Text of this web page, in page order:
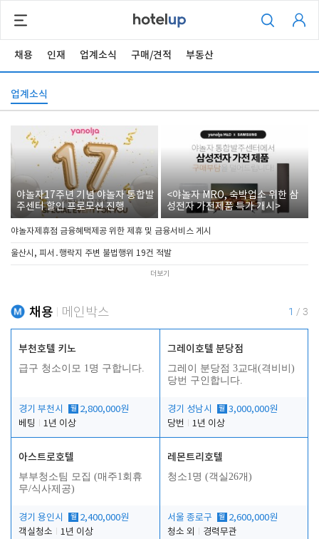
채용 인재 업계소식 구매/견적 부동산
업계소식
야놀자17주년 기념 야놀자 통합발
주센터 할인 프로모션 진행
<야놀자 MRO, 숙박업소 위한 삼
성전자 가전제품 특가 개시>
야놀자제휴점 금융혜택제공 위한 제휴 및 금융서비스 게시
울산시, 피서․행락지 주변 불법행위 19건 적발
더보기
채용 메인박스 1 / 3
부천호텔 키노
급구 청소이모 1명 구합니다.
경기 부천시 월 2,800,000원
베팅
1년 이상
그레이호텔 분당점
그레이 분당점 3교대(격비비)
당번 구인합니다.
경기 성남시 월 3,000,000원
당번
1년 이상
아스트로호텔
부부청소팀 모집 (매주1회휴
무/식사제공)
경기 용인시 월 2,400,000원
객실청소
1년 이상
레몬트리호텔
청소1명 (객실26개)
서울 종로구 월 2,600,000원
청소 외
경력무관